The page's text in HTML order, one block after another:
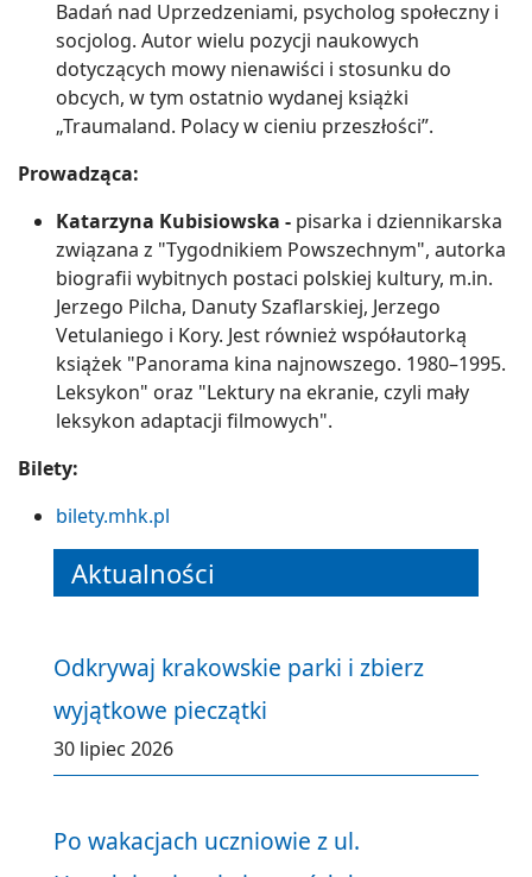
Badań nad Uprzedzeniami, psycholog społeczny i
socjolog. Autor wielu pozycji naukowych
dotyczących mowy nienawiści i stosunku do
obcych, w tym ostatnio wydanej książki
„Traumaland. Polacy w cieniu przeszłości”.
Prowadząca:
Katarzyna Kubisiowska - pisarka i dziennikarska
związana z "Tygodnikiem Powszechnym", autorka
biografii wybitnych postaci polskiej kultury, m.in.
Jerzego Pilcha, Danuty Szaflarskiej, Jerzego
Vetulaniego i Kory. Jest również współautorką
książek "Panorama kina najnowszego. 1980–1995.
Leksykon" oraz "Lektury na ekranie, czyli mały
leksykon adaptacji filmowych".
Bilety:
bilety.mhk.pl
Aktualności
Odkrywaj krakowskie parki i zbierz
wyjątkowe pieczątki
30 lipiec 2026
Po wakacjach uczniowie z ul.